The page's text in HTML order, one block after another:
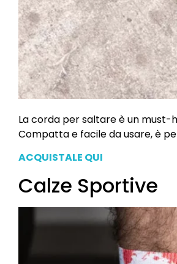
La corda per saltare è un must-
Compatta e facile da usare, è
ACQUISTALE QUI
Calze Sportive